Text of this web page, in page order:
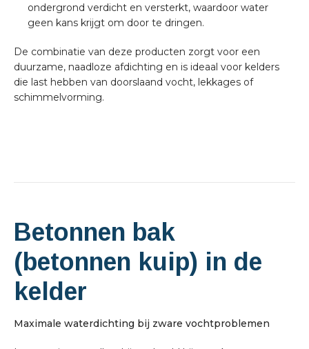
ondergrond verdicht en versterkt, waardoor water
geen kans krijgt om door te dringen.
De combinatie van deze producten zorgt voor een
duurzame, naadloze afdichting en is ideaal voor kelders
die last hebben van doorslaand vocht, lekkages of
schimmelvorming.
Betonnen bak
(betonnen kuip) in de
kelder
Maximale waterdichting bij zware vochtproblemen